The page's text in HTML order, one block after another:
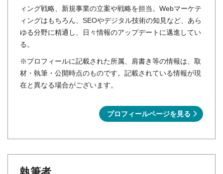
ィング戦略、新規事業の立案や戦略を担当。Webマーケテ
ィングはもちろん、SEOやデジタル技術の知見など、あら
ゆる分野に精通し、日々情報のアップデートに邁進してい
る。
※プロフィールに記載された所属、肩書き等の情報は、取
材・執筆・公開時点のものです。記載されている情報が現
在と異なる場合がございます。
プロフィールページを見る